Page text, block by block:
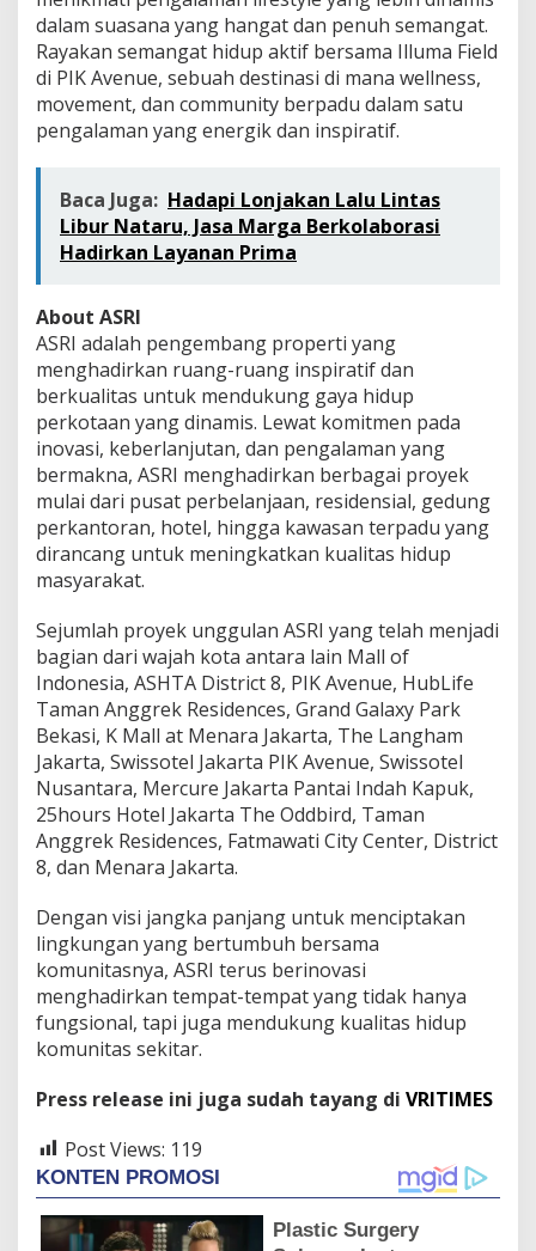
dalam suasana yang hangat dan penuh semangat.
Rayakan semangat hidup aktif bersama Illuma Field
di PIK Avenue, sebuah destinasi di mana wellness,
movement, dan community berpadu dalam satu
pengalaman yang energik dan inspiratif.
Baca Juga: Hadapi Lonjakan Lalu Lintas
Libur Nataru, Jasa Marga Berkolaborasi
Hadirkan Layanan Prima
About ASRI
ASRI adalah pengembang properti yang
menghadirkan ruang-ruang inspiratif dan
berkualitas untuk mendukung gaya hidup
perkotaan yang dinamis. Lewat komitmen pada
inovasi, keberlanjutan, dan pengalaman yang
bermakna, ASRI menghadirkan berbagai proyek
mulai dari pusat perbelanjaan, residensial, gedung
perkantoran, hotel, hingga kawasan terpadu yang
dirancang untuk meningkatkan kualitas hidup
masyarakat.
Sejumlah proyek unggulan ASRI yang telah menjadi
bagian dari wajah kota antara lain Mall of
Indonesia, ASHTA District 8, PIK Avenue, HubLife
Taman Anggrek Residences, Grand Galaxy Park
Bekasi, K Mall at Menara Jakarta, The Langham
Jakarta, Swissotel Jakarta PIK Avenue, Swissotel
Nusantara, Mercure Jakarta Pantai Indah Kapuk,
25hours Hotel Jakarta The Oddbird, Taman
Anggrek Residences, Fatmawati City Center, District
8, dan Menara Jakarta.
Dengan visi jangka panjang untuk menciptakan
lingkungan yang bertumbuh bersama
komunitasnya, ASRI terus berinovasi
menghadirkan tempat-tempat yang tidak hanya
fungsional, tapi juga mendukung kualitas hidup
komunitas sekitar.
Press release ini juga sudah tayang di VRITIMES
Post Views: 119